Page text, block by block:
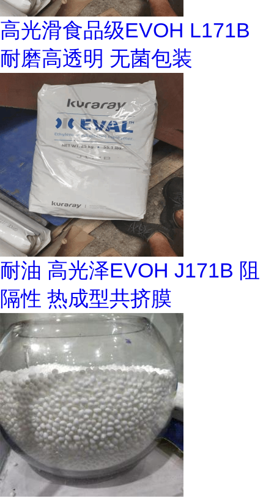
高光滑食品级EVOH L171B
耐磨高透明 无菌包装
耐油 高光泽EVOH J171B 阻
隔性 热成型共挤膜